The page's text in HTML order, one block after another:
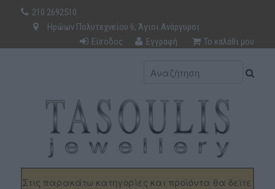
210 2692510
Ηρώων Πολυτεχνείου 6, Άγιοι Ανάργυροι
Είσοδος
Εγγραφή Το καλάθι μου
Στις παρακάτω κατηγορίες και προϊόντα θα δείτε